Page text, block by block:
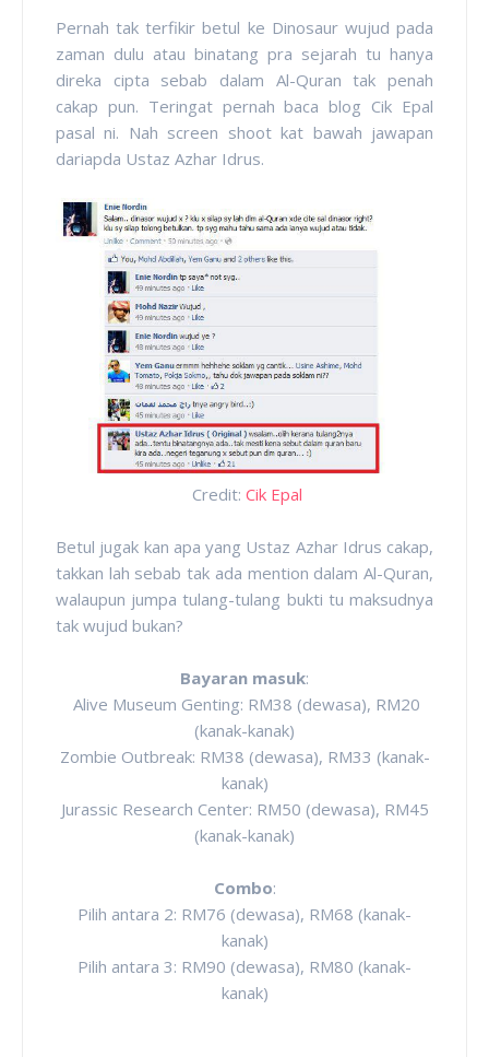
Pernah tak terfikir betul ke Dinosaur wujud pada
zaman dulu atau binatang pra sejarah tu hanya
direka cipta sebab dalam Al-Quran tak penah
cakap pun. Teringat pernah baca blog Cik Epal
pasal ni. Nah screen shoot kat bawah jawapan
dariapda Ustaz Azhar Idrus.
Credit: Cik Epal
Betul jugak kan apa yang Ustaz Azhar Idrus cakap,
takkan lah sebab tak ada mention dalam Al-Quran,
walaupun jumpa tulang-tulang bukti tu maksudnya
tak wujud bukan?
Bayaran masuk:
Alive Museum Genting: RM38 (dewasa), RM20
(kanak-kanak)
Zombie Outbreak: RM38 (dewasa), RM33 (kanak-
kanak)
Jurassic Research Center: RM50 (dewasa), RM45
(kanak-kanak)
Combo:
Pilih antara 2: RM76 (dewasa), RM68 (kanak-
kanak)
Pilih antara 3: RM90 (dewasa), RM80 (kanak-
kanak)